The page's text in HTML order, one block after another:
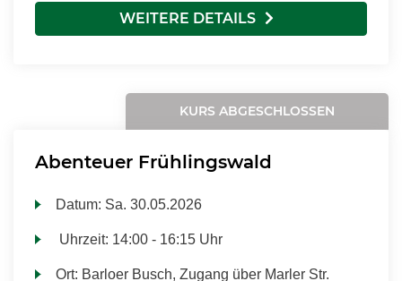
WEITERE DETAILS
KURS ABGESCHLOSSEN
Abenteuer Frühlingswald
Datum: Sa. 30.05.2026
Uhrzeit: 14:00 - 16:15 Uhr
Ort: Barloer Busch, Zugang über Marler Str.